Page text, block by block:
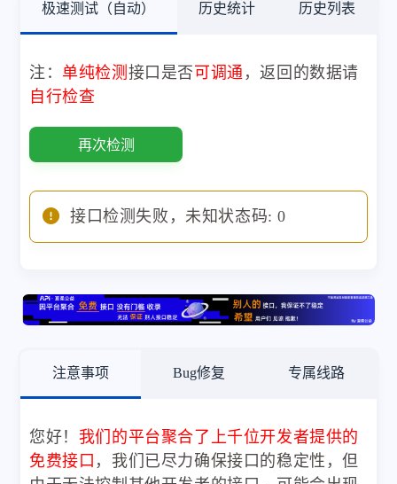
极速测试（自动） 历史统计 历史列表
注： 单纯检测 接口是否 可调通 ，返回的数据请
自行检查
再次检测
接口检测失败，未知状态码: 0
注意事项 Bug修复 专属线路
您好！ 我们的平台聚合了上千位开发者提供的
免费接口 ，我们已尽力确保接口的稳定性，但